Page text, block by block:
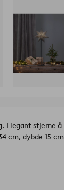
Elegant stjerne
cm, dybde 15